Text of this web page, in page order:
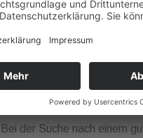
passenden Position im
Kriterien
Standorts
Bei der Suche nach einem